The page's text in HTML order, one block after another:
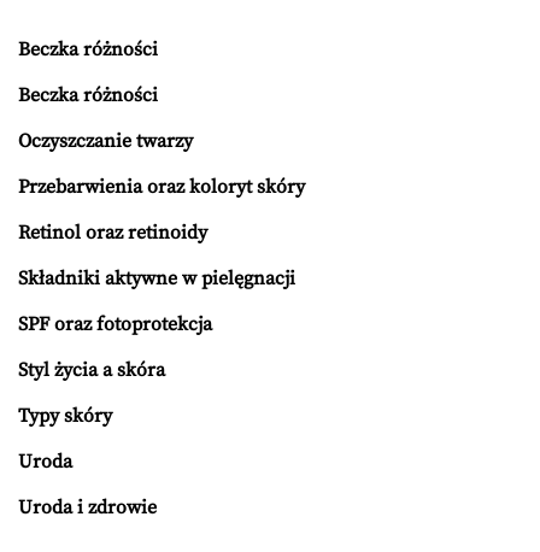
Beczka różności
Beczka różności
Oczyszczanie twarzy
Przebarwienia oraz koloryt skóry
Retinol oraz retinoidy
Składniki aktywne w pielęgnacji
SPF oraz fotoprotekcja
Styl życia a skóra
Typy skóry
Uroda
Uroda i zdrowie